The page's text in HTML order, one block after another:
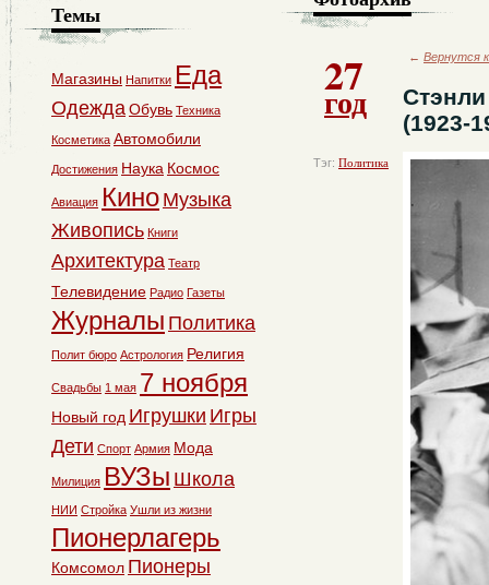
27
год
Тэг: Политика
← Вернутся
(1923-
Темы
Магазины Напитки Еда
ОдеждаОбувь Техника
Косметика Автомобили
Достижения Наука Космос
Авиация Кино Музыка
Живопись Книги
Архитектура Театр
Телевидение Радио Газеты
Журналы Политика
Полит бюро Астрология Религия
Свадьбы 1 мая 7 ноября
Новый год Игрушки Игры
Дети Спорт Армия Мода
Милиция ВУЗы Школа
НИИ Стройка Ушли из жизни
Пионерлагерь
Комсомол Пионеры